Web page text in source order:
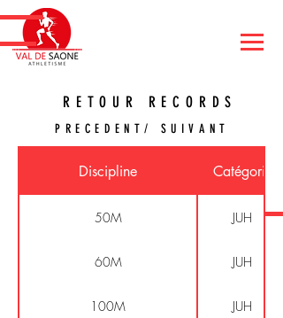
RETOUR RECORDS
PRECEDENT/ SUIVANT
Discipline Catégorie
50M JUH
60M JUH
100M JUH